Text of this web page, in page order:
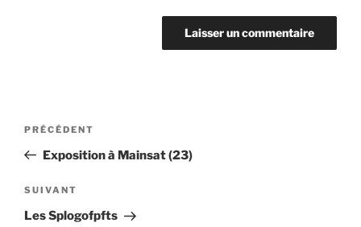
Navigation
l’article
Article
précédent
PRÉCÉDENT
Exposition à Mainsat (23)
Article
suivant
SUIVANT
Les Splogofpfts